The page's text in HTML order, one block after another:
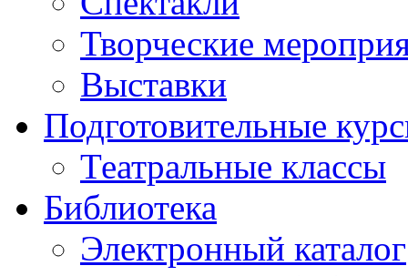
Творческие
Выставки
Подготовительные
Театральные классы
Библиотека
Электронный каталог